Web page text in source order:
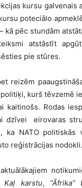
kursu galvenais
poteciālo
kā pēc stundām
atstāstīt
pie stūres.
reizēm
kurš tēvzemē
kaitinošs. Rodas
dzīvei eirovaras
ka NATO politiskās
reģistrācijas nodokli.
Kaļ karstu, “Āfrika”